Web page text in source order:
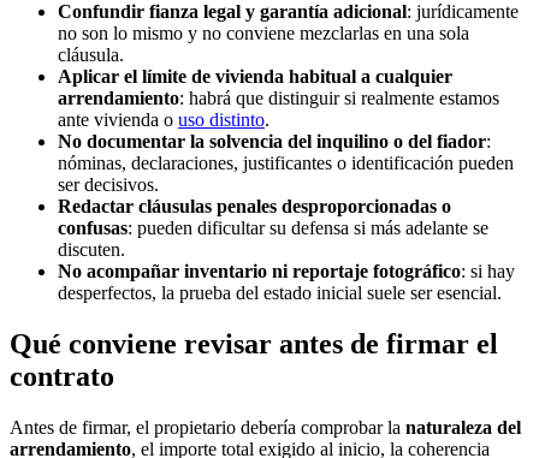
Confundir fianza legal y garantía adicional: jurídicamente
no son lo mismo y no conviene mezclarlas en una sola
cláusula.
Aplicar el límite de vivienda habitual a cualquier
arrendamiento: habrá que distinguir si realmente estamos
ante vivienda o uso distinto.
No documentar la solvencia del inquilino o del fiador:
nóminas, declaraciones, justificantes o identificación pueden
ser decisivos.
Redactar cláusulas penales desproporcionadas o
confusas: pueden dificultar su defensa si más adelante se
discuten.
No acompañar inventario ni reportaje fotográfico: si hay
desperfectos, la prueba del estado inicial suele ser esencial.
Qué conviene revisar antes de firmar el
contrato
Antes de firmar, el propietario debería comprobar la naturaleza del
arrendamiento, el importe total exigido al inicio, la coherencia